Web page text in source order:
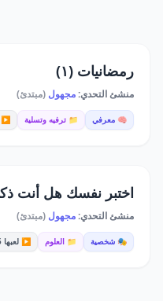
رمضانيات (١)
منشئ التحدي:مجهول (مبتدئ)
🧠 معرفي 📁 ترفيه وتسلية ▶️
اختبر نفسك هل أنت
منشئ التحدي:مجهول (مبتدئ)
🎭 شخصية 📁 العلوم ▶️ لعبها 85